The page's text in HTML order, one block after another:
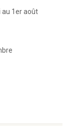
au 1er août